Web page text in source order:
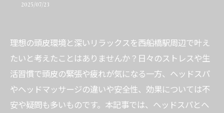
2025/07/23
理想の頭皮環境と深いリラックスを西船橋駅周辺で叶え
たいと考えたことはありませんか？日々のストレスや生
活習慣で頭皮の緊張や疲れが気になる一方、ヘッドスパ
やヘッドマッサージの違いや安全性、効果については不
安や疑問も多いものです。本記事では、ヘッドスパとヘ